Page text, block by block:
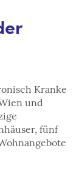
Kranke
und
fünf